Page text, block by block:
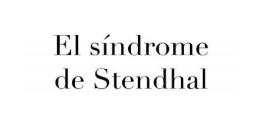
El síndrome de Stendhal